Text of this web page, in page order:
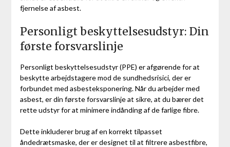
fjernelse af asbest.
Personligt beskyttelsesudstyr: Din
første forsvarslinje
Personligt beskyttelsesudstyr (PPE) er afgørende for at
beskytte arbejdstagere mod de sundhedsrisici, der er
forbundet med asbesteksponering. Når du arbejder med
asbest, er din første forsvarslinje at sikre, at du bærer det
rette udstyr for at minimere indånding af de farlige fibre.
Dette inkluderer brug af en korrekt tilpasset
åndedrætsmaske, der er designet til at filtrere asbestfibre,